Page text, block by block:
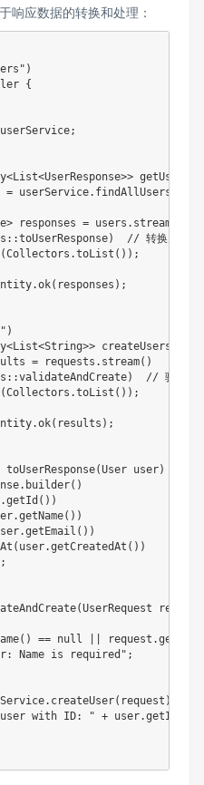
响应数据的转换和处理：
)
{
userService;
<List<UserResponse>> getUsers
= userService. findAllUsers
> responses = users . stream
::toUserResponse)
// 转换为响应
(Collectors .toList ( ) ) ;
.ok( responses ) ;
)
<List<String>> createUsers
= requests . stream( )
::validateAndCreate)
// 验证并
(Collectors .toList ( ) ) ;
.ok( results ) ;
toUserResponse(User user)
. builder( )
.getId ( ) )
.getName( ) )
.getEmail ( ) )
( user.getCreatedAt ( ) )
;
(UserRequest request
( ) == null request .getName
Name is required" ;
. createUser( request )
user with ID: " + user.getId